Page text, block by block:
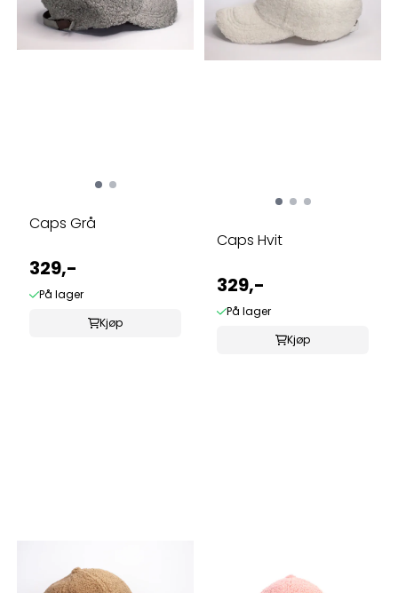
Caps Grå
329,-
På lager
Kjøp
Caps Hvit
329,-
På lager
Kjøp